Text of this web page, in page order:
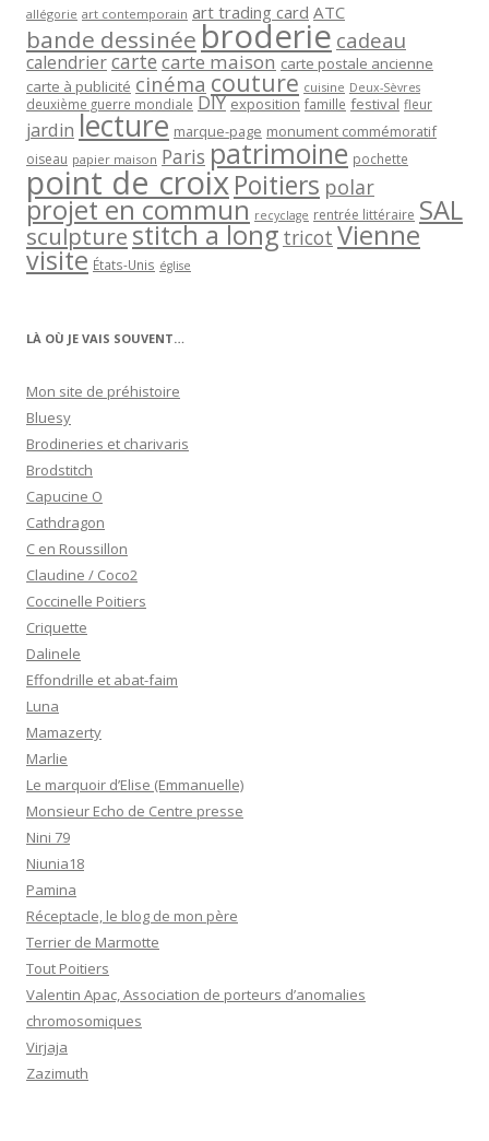
allégorie art contemporain art trading card ATC
bande dessinée broderie cadeau
calendriercartecarte maison carte postale ancienne
carte à publicité cinéma couture cuisine Deux-Sèvres
deuxième guerre mondiale DIY exposition famille festival fleur
jardin lecture marque-page monument commémoratif
oiseau papier maison Paris patrimoine pochette
point de croixPoitiers polar
projet en commun recyclage rentrée littéraire SAL
sculpturestitch a long tricot Vienne
visite États-Unis église
LÀ OÙ JE VAIS SOUVENT…
Mon site de préhistoire
Bluesy
Brodineries et charivaris
Brodstitch
Capucine O
Cathdragon
C en Roussillon
Claudine / Coco2
Coccinelle Poitiers
Criquette
Dalinele
Effondrille et abat-faim
Luna
Mamazerty
Marlie
Le marquoir d’Elise (Emmanuelle)
Monsieur Echo de Centre presse
Nini 79
Niunia18
Pamina
Réceptacle, le blog de mon père
Terrier de Marmotte
Tout Poitiers
Valentin Apac, Association de porteurs d’anomalies
chromosomiques
Virjaja
Zazimuth